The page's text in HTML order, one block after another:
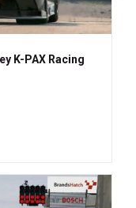
K-PAX Racing